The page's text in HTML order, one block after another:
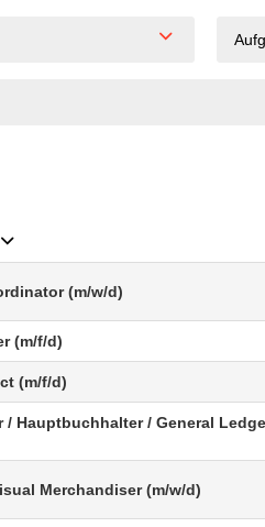
(m/w/d)
(m/f/d)
(m/f/d)
Hauptbuchhalter / General
Merchandiser (m/w/d)